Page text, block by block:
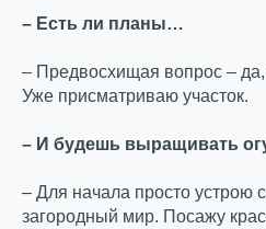
– Есть ли планы…
– Предвосхищая вопрос – да,
Уже присматриваю участок.
– И будешь выращивать
– Для начала просто устрою
загородный мир. Посажу